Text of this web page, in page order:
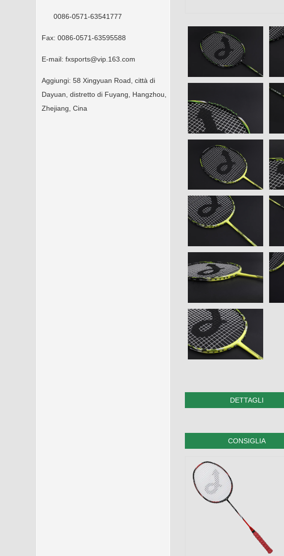
0086-0571-63541777
Fax: 0086-0571-63595588
E-mail: fxsports@vip.163.com
Aggiungi: 58 Xingyuan Road, città di
Dayuan, distretto di Fuyang, Hangzhou,
Zhejiang, Cina
DETTAGLI
CONSIGLIA